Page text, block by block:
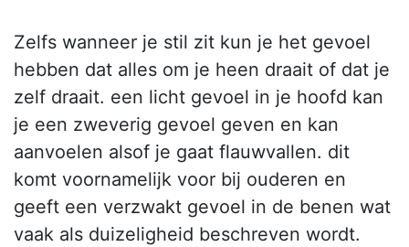
Zelfs wanneer je stil zit kun je het gevoel
hebben dat alles om je heen draait of dat je
zelf draait. een licht gevoel in je hoofd kan
je een zweverig gevoel geven en kan
aanvoelen alsof je gaat flauwvallen. dit
komt voornamelijk voor bij ouderen en
geeft een verzwakt gevoel in de benen wat
vaak als duizeligheid beschreven wordt.